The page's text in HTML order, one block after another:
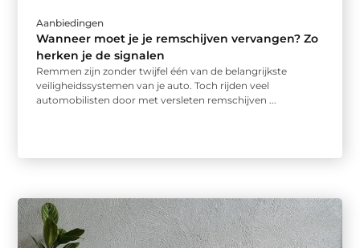
Aanbiedingen
Wanneer moet je je remschijven vervangen? Zo
herken je de signalen
Remmen zijn zonder twijfel één van de belangrijkste
veiligheidssystemen van je auto. Toch rijden veel
automobilisten door met versleten remschijven ...